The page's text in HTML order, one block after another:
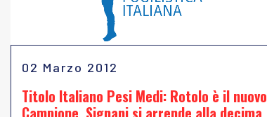
02 Marzo 2012
Titolo Italiano Pesi Medi: Rotolo è il nuovo